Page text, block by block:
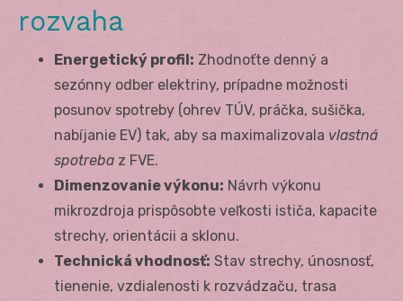
rozvaha
Energetický profil: Zhodnoťte denný a
sezónny odber elektriny, prípadne možnosti
posunov spotreby (ohrev TÚV, práčka, sušička,
nabíjanie EV) tak, aby sa maximalizovala vlastná
spotreba z FVE.
Dimenzovanie výkonu: Návrh výkonu
mikrozdroja prispôsobte veľkosti ističa, kapacite
strechy, orientácii a sklonu.
Technická vhodnosť: Stav strechy, únosnosť,
tienenie, vzdialenosti k rozvádzaču, trasa